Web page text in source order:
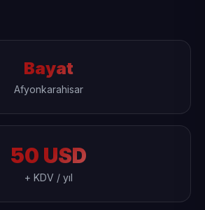
Bayat
Afyonkarahisar
50 USD
+ KDV / yıl